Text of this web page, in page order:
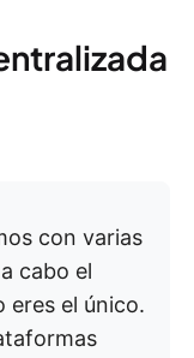
con varias
cabo el
eres el único.